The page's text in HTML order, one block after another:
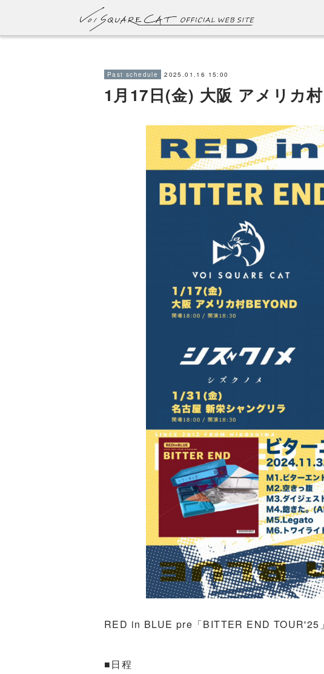
Past schedule 2025.01.16 15:00
1月17日(金) 大阪 アメリカ
RED in BLUE pre「BITTER END TOUR'25」
■日程